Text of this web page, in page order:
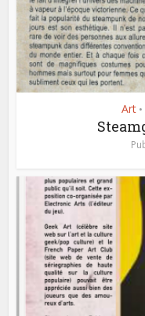
Art •